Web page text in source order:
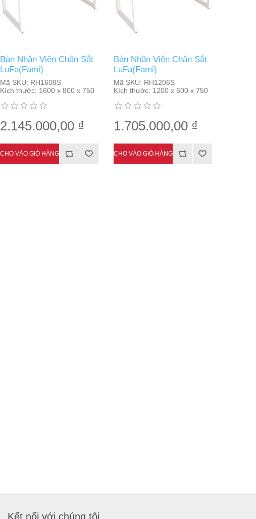
Bàn Nhân Viên Chân Sắt
LuFa(Fami)
Mã SKU: RH1608S
Kích thước: 1600 x 800 x 750
2.145.000,00 ₫
Bàn Nhân Viên Chân Sắt
LuFa(Fami)
Mã SKU: RH1206S
Kích thước: 1200 x 600 x 750
1.705.000,00 ₫
Kết nối với chúng tôi